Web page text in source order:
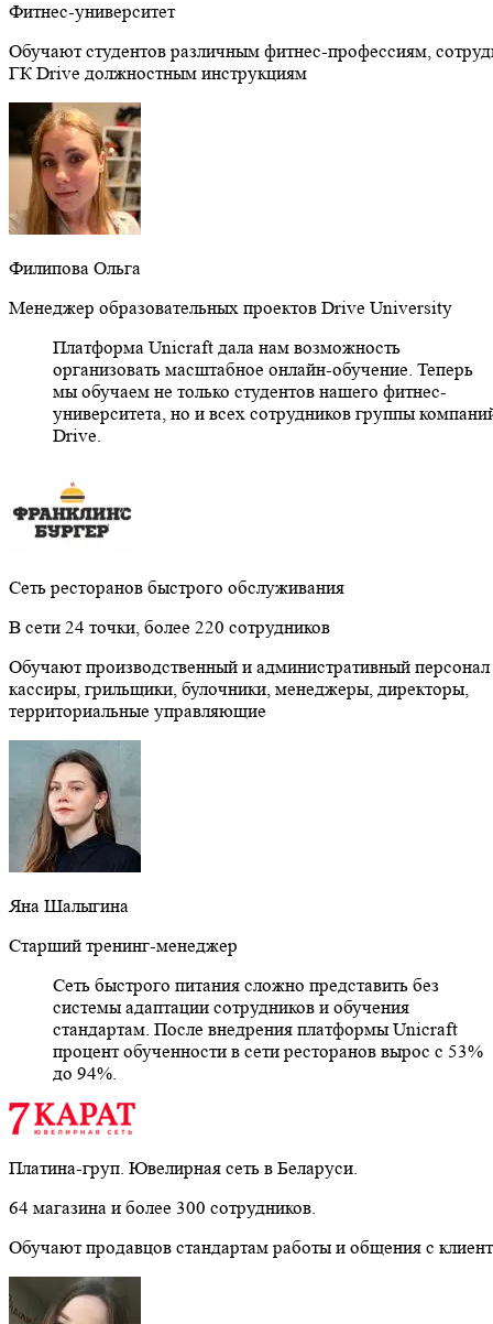
Фитнес-университет
Обучают студентов различным фитнес-профессиям,
ГК Drive должностным инструкциям
Филипова Ольга
Менеджер образовательных проектов Drive University
Платформа Unicraft дала нам возможность
организовать масштабное онлайн-обучение. Теперь
мы обучаем не только студентов нашего фитнес-
университета, но и всех сотрудников группы
Drive.
Сеть ресторанов быстрого обслуживания
В сети 24 точки, более 220 сотрудников
Обучают производственный и административный
кассиры, грильщики, булочники, менеджеры, директоры,
территориальные управляющие
Яна Шалыгина
Старший тренинг-менеджер
Сеть быстрого питания сложно представить без
системы адаптации сотрудников и обучения
стандартам. После внедрения платформы Unicraft
процент обученности в сети ресторанов вырос с 53%
до 94%.
Платина-груп. Ювелирная сеть в Беларуси.
64 магазина и более 300 сотрудников.
Обучают продавцов стандартам работы и общения с